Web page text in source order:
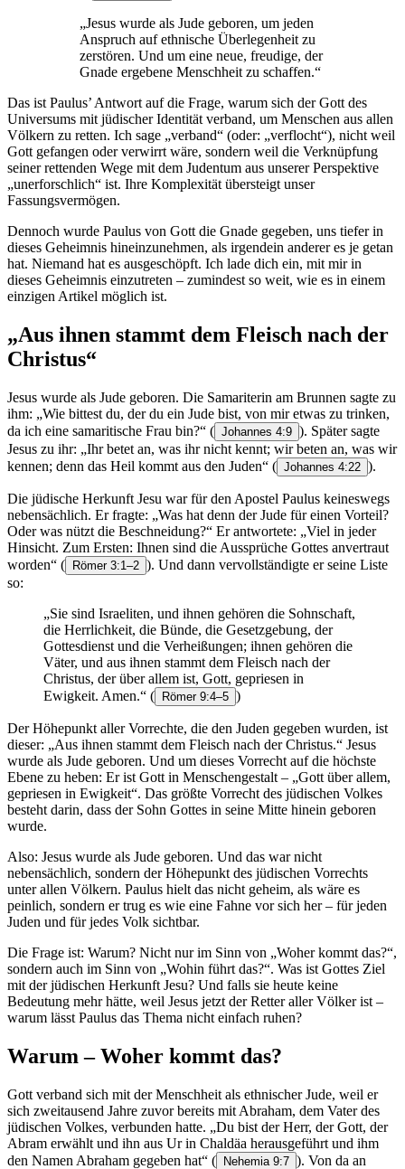
„Jesus wurde als Jude geboren, um jeden
Anspruch auf ethnische Überlegenheit zu
zerstören. Und um eine neue, freudige, der
Gnade ergebene Menschheit zu schaffen.“
Das ist Paulus’ Antwort auf die Frage, warum sich der Gott des
Universums mit jüdischer Identität verband, um Menschen aus allen
Völkern zu retten. Ich sage „verband“ (oder: „verflocht“), nicht weil
Gott gefangen oder verwirrt wäre, sondern weil die Verknüpfung
seiner rettenden Wege mit dem Judentum aus unserer Perspektive
„unerforschlich“ ist. Ihre Komplexität übersteigt unser
Fassungsvermögen.
Dennoch wurde Paulus von Gott die Gnade gegeben, uns tiefer in
dieses Geheimnis hineinzunehmen, als irgendein anderer es je getan
hat. Niemand hat es ausgeschöpft. Ich lade dich ein, mit mir in
dieses Geheimnis einzutreten – zumindest so weit, wie es in einem
einzigen Artikel möglich ist.
„Aus ihnen stammt dem Fleisch nach der
Christus“
Jesus wurde als Jude geboren. Die Samariterin am Brunnen sagte zu
ihm: „Wie bittest du, der du ein Jude bist, von mir etwas zu trinken,
da ich eine samaritische Frau bin?“ ( Johannes 4:9 ). Später sagte
Jesus zu ihr: „Ihr betet an, was ihr nicht kennt; wir beten an, was wir
kennen; denn das Heil kommt aus den Juden“ ( Johannes 4:22 ).
Die jüdische Herkunft Jesu war für den Apostel Paulus keineswegs
nebensächlich. Er fragte: „Was hat denn der Jude für einen Vorteil?
Oder was nützt die Beschneidung?“ Er antwortete: „Viel in jeder
Hinsicht. Zum Ersten: Ihnen sind die Aussprüche Gottes anvertraut
worden“ ( Römer 3:1–2 ). Und dann vervollständigte er seine Liste
so:
„Sie sind Israeliten, und ihnen gehören die Sohnschaft,
die Herrlichkeit, die Bünde, die Gesetzgebung, der
Gottesdienst und die Verheißungen; ihnen gehören die
Väter, und aus ihnen stammt dem Fleisch nach der
Christus, der über allem ist, Gott, gepriesen in
Ewigkeit. Amen.“ ( Römer 9:4–5 )
Der Höhepunkt aller Vorrechte, die den Juden gegeben wurden, ist
dieser: „Aus ihnen stammt dem Fleisch nach der Christus.“ Jesus
wurde als Jude geboren. Und um dieses Vorrecht auf die höchste
Ebene zu heben: Er ist Gott in Menschengestalt – „Gott über allem,
gepriesen in Ewigkeit“. Das größte Vorrecht des jüdischen Volkes
besteht darin, dass der Sohn Gottes in seine Mitte hinein geboren
wurde.
Also: Jesus wurde als Jude geboren. Und das war nicht
nebensächlich, sondern der Höhepunkt des jüdischen Vorrechts
unter allen Völkern. Paulus hielt das nicht geheim, als wäre es
peinlich, sondern er trug es wie eine Fahne vor sich her – für jeden
Juden und für jedes Volk sichtbar.
Die Frage ist: Warum? Nicht nur im Sinn von „Woher kommt das?“,
sondern auch im Sinn von „Wohin führt das?“. Was ist Gottes Ziel
mit der jüdischen Herkunft Jesu? Und falls sie heute keine
Bedeutung mehr hätte, weil Jesus jetzt der Retter aller Völker ist –
warum lässt Paulus das Thema nicht einfach ruhen?
Warum – Woher kommt das?
Gott verband sich mit der Menschheit als ethnischer Jude, weil er
sich zweitausend Jahre zuvor bereits mit Abraham, dem Vater des
jüdischen Volkes, verbunden hatte. „Du bist der Herr, der Gott, der
Abram erwählt und ihn aus Ur in Chaldäa herausgeführt und ihm
den Namen Abraham gegeben hat“ ( Nehemia 9:7 ). Von da an